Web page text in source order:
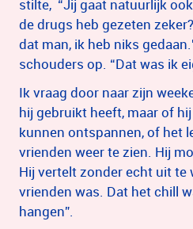
stilte, “Jij gaat natuurlijk
de drugs heb gezeten
dat man, ik heb niks
schouders op. “Dat was ik
Ik vraag door naar zijn
hij gebruikt heeft, maar of
kunnen ontspannen, of het
vrienden weer te zien. Hij
Hij vertelt zonder echt uit te
vrienden was. Dat het chill
hangen”.